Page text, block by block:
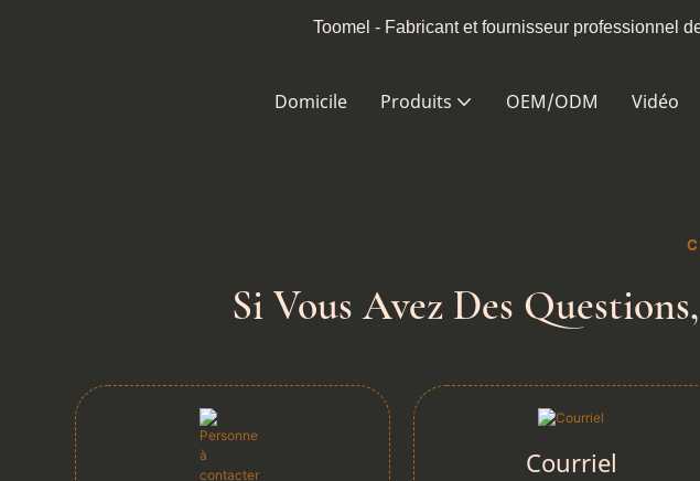
Toomel - Fabricant et fournisseur professionnel
Domicile Produits OEM/ODM Vidéo
Si Vous Avez Des
Courriel